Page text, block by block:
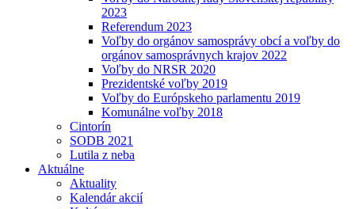
2023
Referendum 2023
Voľby do orgánov samosprávy obcí a voľby do
orgánov samosprávnych krajov 2022
Voľby do NRSR 2020
Prezidentské voľby 2019
Voľby do Európskeho parlamentu 2019
Komunálne voľby 2018
Cintorín
SODB 2021
Lutila z neba
Aktuálne
Aktuality
Kalendár akcií